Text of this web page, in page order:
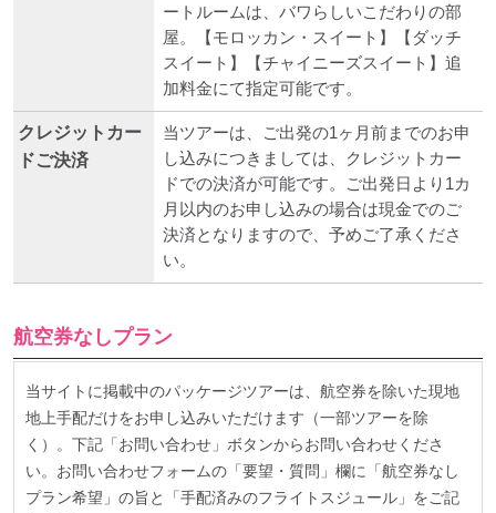
ートルームは、バワらしいこだわりの部
屋。【モロッカン・スイート】【ダッチ
スイート】【チャイニーズスイート】追
加料金にて指定可能です。
クレジットカー
ドご決済
当ツアーは、ご出発の1ヶ月前までのお申
し込みにつきましては、クレジットカー
ドでの決済が可能です。ご出発日より1カ
月以内のお申し込みの場合は現金でのご
決済となりますので、予めご了承くださ
い。
航空券なしプラン
当サイトに掲載中のパッケージツアーは、航空券を除いた現地
地上手配だけをお申し込みいただけます（一部ツアーを除
く）。下記「お問い合わせ」ボタンからお問い合わせくださ
い。お問い合わせフォームの「要望・質問」欄に「航空券なし
プラン希望」の旨と「手配済みのフライトスジュール」をご記